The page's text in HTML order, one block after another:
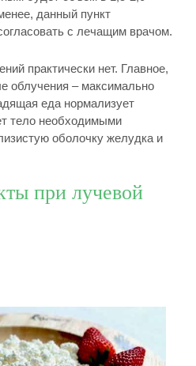
данный пункт
с лечащим врачом.
практически нет. Главное,
облучения – максимально
еда нормализует
тело необходимыми
оболочку желудка и
при лучевой